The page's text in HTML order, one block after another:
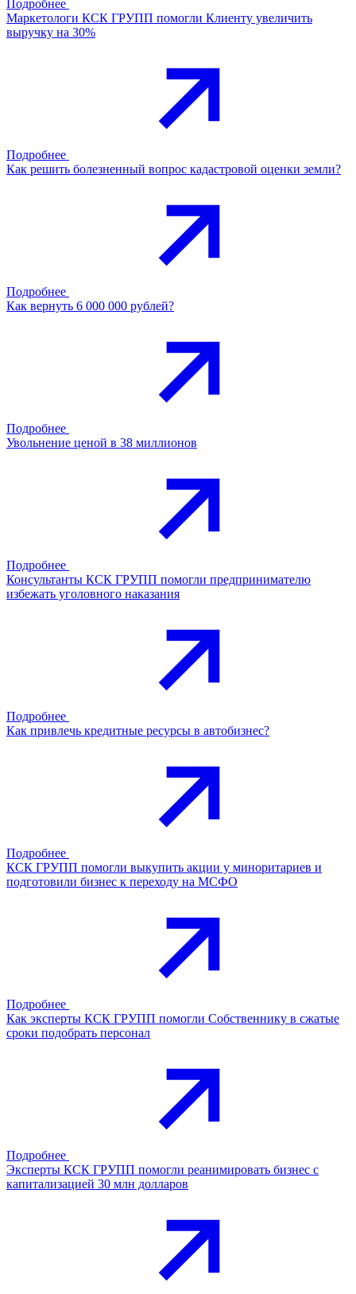
Подробнее
Маркетологи КСК ГРУПП помогли Клиенту увеличить
выручку на 30%
Подробнее
Как решить болезненный вопрос кадастровой оценки земли?
Подробнее
Как вернуть 6 000 000 рублей?
Подробнее
Увольнение ценой в 38 миллионов
Подробнее
Консультанты КСК ГРУПП помогли предпринимателю
избежать уголовного наказания
Подробнее
Как привлечь кредитные ресурсы в автобизнес?
Подробнее
КСК ГРУПП помогли выкупить акции у миноритариев и
подготовили бизнес к переходу на МСФО
Подробнее
Как эксперты КСК ГРУПП помогли Собственнику в сжатые
сроки подобрать персонал
Подробнее
Эксперты КСК ГРУПП помогли реанимировать бизнес с
капитализацией 30 млн долларов